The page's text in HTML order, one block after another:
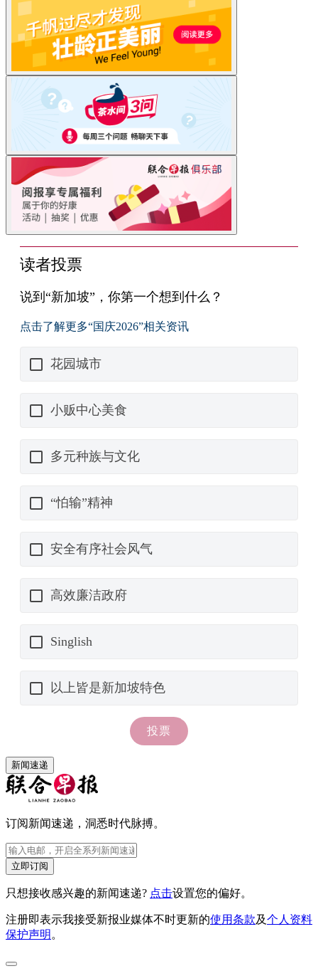
新闻速递
订阅新闻速递，洞悉时代脉搏。
立即订阅
只想接收感兴趣的新闻速递? 点击设置您的偏好。
注册即表示我接受新报业媒体不时更新的使用条款及个人资料
保护声明 。